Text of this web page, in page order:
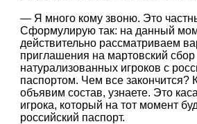
— Я много кому звоню. Это
Сформулирую так: на данный
действительно рассматриваем
приглашения на мартовский сбор
натурализованных игроков с
паспортом. Чем все закончится?
объявим состав, узнаете. Это
игрока, который на тот момент
российский паспорт.